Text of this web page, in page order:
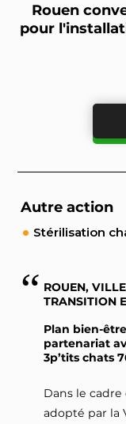
Rouen
pour
Autre action
Stérilisation
ROUEN,
TRANSITION
Plan bien-
partenariat
3p’tits chats
Dans le
adopté par la